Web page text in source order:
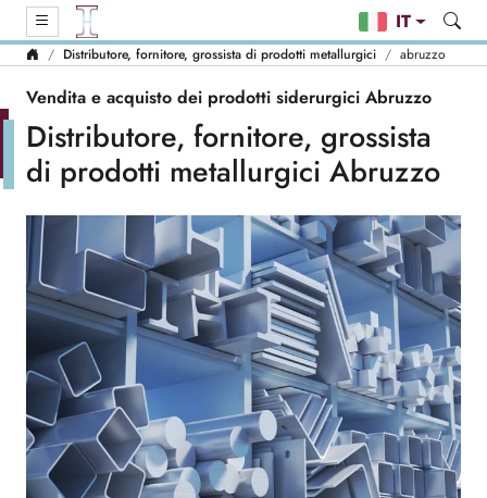
IT
Distributore, fornitore, grossista di prodotti metallurgici abruzzo
Vendita e acquisto dei prodotti siderurgici Abruzzo
Distributore, fornitore, grossista
di prodotti metallurgici Abruzzo